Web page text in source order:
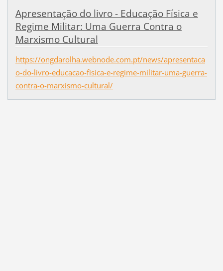
Apresentação do livro - Educação Física e
Regime Militar: Uma Guerra Contra o
Marxismo Cultural
https://ongdarolha.webnode.com.pt/news/apresentaca
o-do-livro-educacao-fisica-e-regime-militar-uma-guerra-
contra-o-marxismo-cultural/